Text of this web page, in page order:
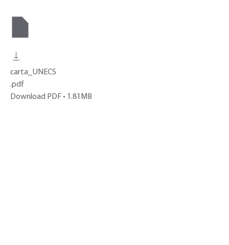
carta_UNECS
.pdf
Download PDF • 1.81MB